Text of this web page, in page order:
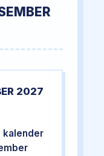
2027
kalender